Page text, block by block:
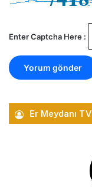
Enter Captcha Here :
Er Meydanı TV